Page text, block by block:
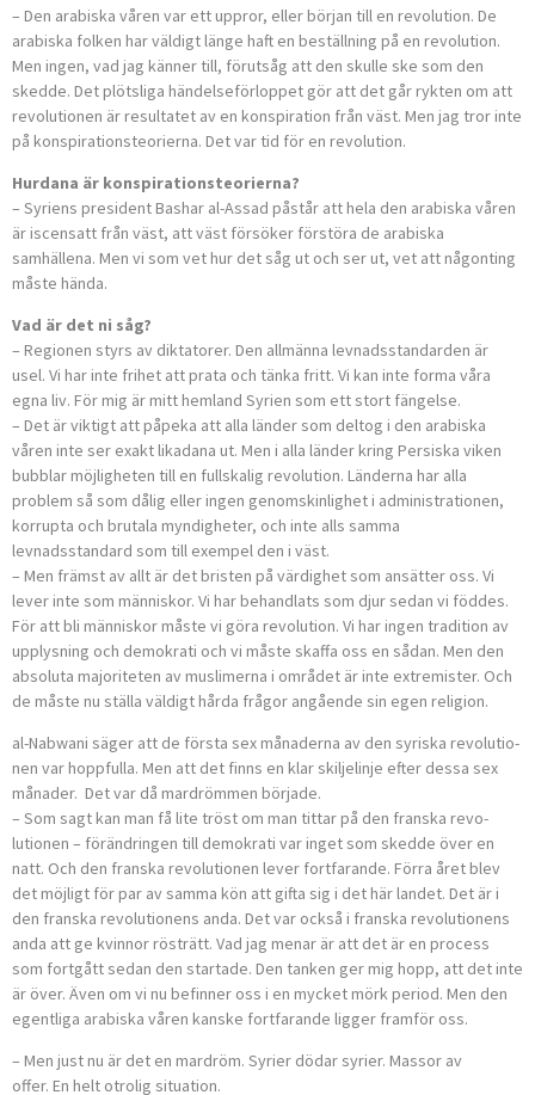
– Den arabiska våren var ett uppror, eller början till en revolution. De
arabiska folken har väldigt länge haft en beställning på en revolution.
Men ingen, vad jag känner till, förutsåg att den skulle ske som den
skedde. Det plötsliga händelseförloppet gör att det går rykten om att
revolutionen är resultatet av en konspiration från väst. Men jag tror inte
på konspirationsteorierna. Det var tid för en revolution.
Hurdana är konspirationsteorierna?
– Syriens president Bashar al-Assad påstår att hela den arabiska våren
är iscensatt från väst, att väst försöker förstöra de arabiska
samhällena. Men vi som vet hur det såg ut och ser ut, vet att någonting
måste hända.
Vad är det ni såg?
– Regionen styrs av diktatorer. Den allmänna levnadsstandarden är
usel. Vi har inte frihet att prata och tänka fritt. Vi kan inte forma våra
egna liv. För mig är mitt hemland Syrien som ett stort fängelse.
– Det är viktigt att påpeka att alla länder som deltog i den arabiska
våren inte ser exakt likadana ut. Men i alla länder kring Persiska viken
bubblar möjligheten till en fullskalig revolution. Länderna har alla
problem så som dålig eller ingen genomskinlighet i administrationen,
korrupta och brutala myndigheter, och inte alls samma
levnadsstandard som till exempel den i väst.
– Men främst av allt är det bristen på värdighet som ansätter oss. Vi
lever inte som människor. Vi har behandlats som djur sedan vi föddes.
För att bli människor måste vi göra revolution. Vi har ingen tradition av
upplysning och demokrati och vi måste skaffa oss en sådan. Men den
absoluta majoriteten av muslimerna i området är inte extremister. Och
de måste nu ställa väldigt hårda frågor angående sin egen religion.
al-Nabwani säger att de första sex månaderna av den syriska revolu­t­io­
nen var hoppfulla. Men att det finns en klar skiljelinje efter dessa sex
månader. Det var då mardrömmen började.
– Som sagt kan man få lite tröst om man tittar på den franska revo­
lutionen – förändringen till demokrati var inget som skedde över en
natt. Och den franska revolutionen lever fortfarande. Förra året blev
det möjligt för par av samma kön att gifta sig i det här landet. Det är i
den franska revolutionens anda. Det var också i franska revolutionens
anda att ge kvinnor rösträtt. Vad jag menar är att det är en process
som fortgått sedan den startade. Den tanken ger mig hopp, att det inte
är över. Även om vi nu befinner oss i en mycket mörk period. Men den
egentliga arabiska våren kanske fortfarande ligger framför oss.
– Men just nu är det en mardröm. Syrier dödar syrier. Massor av
off­e­r. En helt otrolig situation.